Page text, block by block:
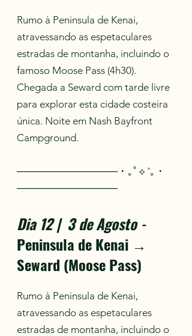
Rumo à Peninsula de Kenai,
atravessando as espetaculares
estradas de montanha, incluindo o
famoso Moose Pass (4h30).
Chegada a Seward com tarde livre
para explorar esta cidade costeira
única. Noite em Nash Bayfront
Campground.
────────────── ･ ｡ﾟ⟡ ˚｡ ･
──────────────
Dia 12 | 3 de Agosto-
Peninsula de Kenai →
Seward (Moose Pass)
Rumo à Peninsula de Kenai,
atravessando as espetaculares
estradas de montanha, incluindo o